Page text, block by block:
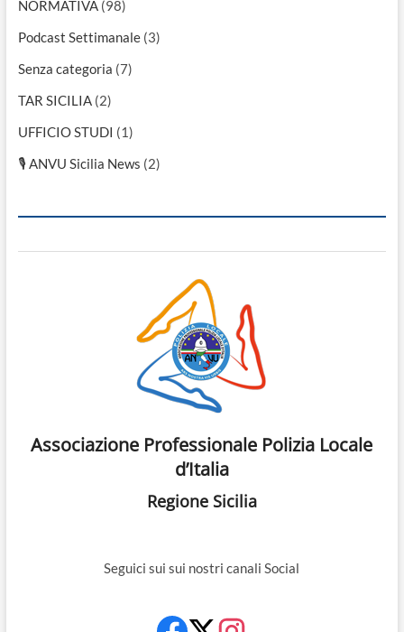
NORMATIVA(98)
Podcast Settimanale(3)
Senza categoria (7)
TAR SICILIA(2)
UFFICIO STUDI (1)
🎙 ANVU Sicilia News (2)
Associazione Professionale Polizia Locale
d’Italia
Regione Sicilia
Seguici sui sui nostri canali Social